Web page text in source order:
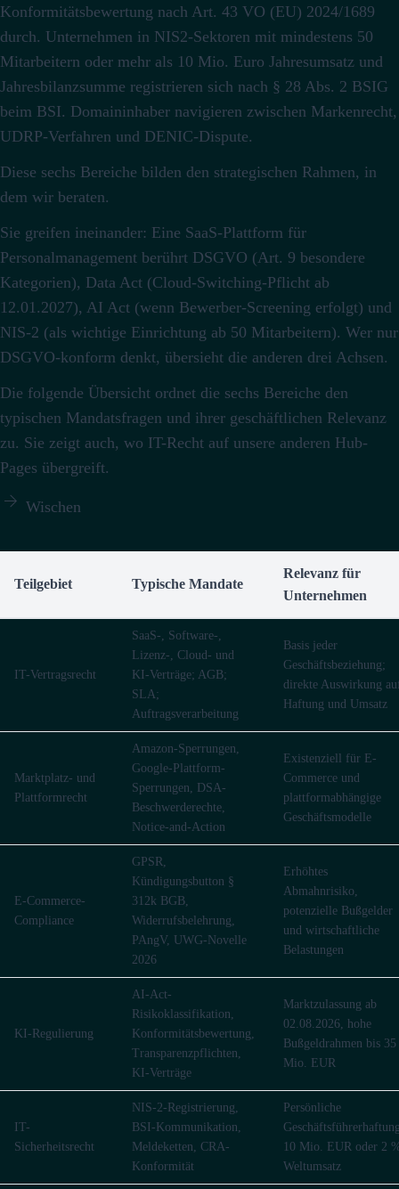
Konformitätsbewertung nach Art. 43 VO (EU) 2024/1689
durch. Unternehmen in NIS2-Sektoren mit mindestens 50
Mitarbeitern oder mehr als 10 Mio. Euro Jahresumsatz und
Jahresbilanzsumme registrieren sich nach § 28 Abs. 2 BSIG
beim BSI. Domaininhaber navigieren zwischen Markenrecht,
UDRP-Verfahren und DENIC-Dispute.
Diese sechs Bereiche bilden den strategischen Rahmen, in
dem wir beraten.
Sie greifen ineinander: Eine SaaS-Plattform für
Personalmanagement berührt DSGVO (Art. 9 besondere
Kategorien), Data Act (Cloud-Switching-Pflicht ab
12.01.2027), AI Act (wenn Bewerber-Screening erfolgt) und
NIS-2 (als wichtige Einrichtung ab 50 Mitarbeitern). Wer nur
DSGVO-konform denkt, übersieht die anderen drei Achsen.
Die folgende Übersicht ordnet die sechs Bereiche den
typischen Mandatsfragen und ihrer geschäftlichen Relevanz
zu. Sie zeigt auch, wo IT-Recht auf unsere anderen Hub-
Pages übergreift.
 Wischen
Teilgebiet Typische Mandate
Relevanz für
Unternehmen
IT-Vertragsrecht
SaaS-, Software-,
Lizenz-, Cloud- und
KI-Verträge; AGB;
SLA;
Auftragsverarbeitung
Basis jeder
Geschäftsbeziehung;
direkte Auswirkung
Haftung und Umsatz
Marktplatz- und
Plattformrecht
Amazon-Sperrungen,
Google-Plattform-
Sperrungen, DSA-
Beschwerderechte,
Notice-and-Action
Existenziell für E-
Commerce und
plattformabhängige
Geschäftsmodelle
E-Commerce-
Compliance
GPSR,
Kündigungsbutton §
312k BGB,
Widerrufsbelehrung,
PAngV, UWG-Novelle
2026
Erhöhtes
Abmahnrisiko,
potenzielle Bußgelder
und wirtschaftliche
Belastungen
KI-Regulierung
AI-Act-
Risikoklassifikation,
Konformitätsbewertung,
Transparenzpflichten,
KI-Verträge
Marktzulassung ab
02.08.2026, hohe
Bußgeldrahmen bis 35
Mio. EUR
IT-
Sicherheitsrecht
NIS-2-Registrierung,
BSI-Kommunikation,
Meldeketten, CRA-
Konformität
Persönliche
10 Mio. EUR oder 2
Weltumsatz